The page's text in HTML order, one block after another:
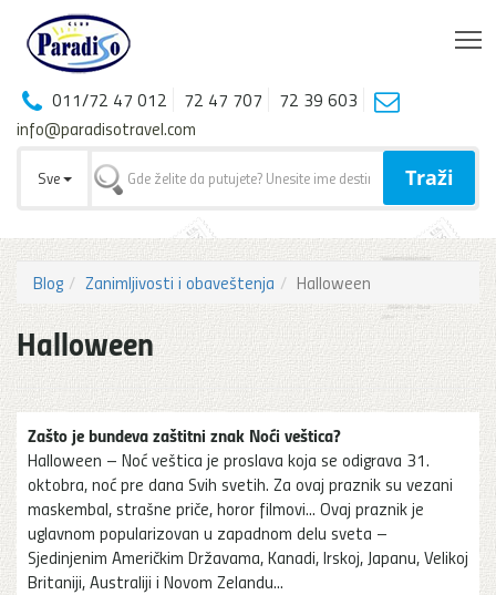
011/72 47 012 72 47 707
72 39 603
info@paradisotravel.com
Sve Traži
Blog Zanimljivosti i obaveštenja Halloween
Halloween
Zašto je bundeva zaštitni znak Noći veštica?
Halloween – Noć veštica je proslava koja se odigrava 31.
oktobra, noć pre dana Svih svetih. Za ovaj praznik su vezani
maskembal, strašne priče, horor filmovi... Ovaj praznik je
uglavnom popularizovan u zapadnom delu sveta –
Sjedinjenim Američkim Državama, Kanadi, Irskoj, Japanu, Velikoj
Britaniji, Australiji i Novom Zelandu...